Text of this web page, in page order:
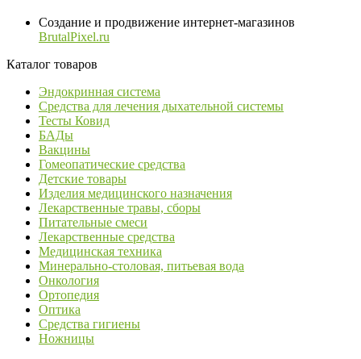
Создание и продвижение интернет-магазинов
BrutalPixel.ru
Каталог товаров
Эндокринная система
Средства для лечения дыхательной системы
Тесты Ковид
БАДы
Вакцины
Гомеопатические средства
Детские товары
Изделия медицинского назначения
Лекарственные травы, сборы
Питательные смеси
Лекарственные средства
Медицинская техника
Минерально-столовая, питьевая вода
Онкология
Ортопедия
Оптика
Средства гигиены
Ножницы